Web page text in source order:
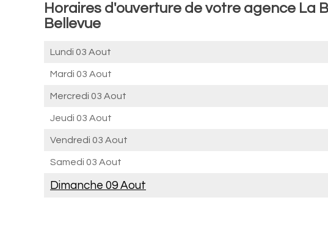
Horaires d'ouverture de votre agence La
Bellevue
Lundi 03 Aout
Mardi 03 Aout
Mercredi 03 Aout
Jeudi 03 Aout
Vendredi 03 Aout
Samedi 03 Aout
Dimanche 09 Aout